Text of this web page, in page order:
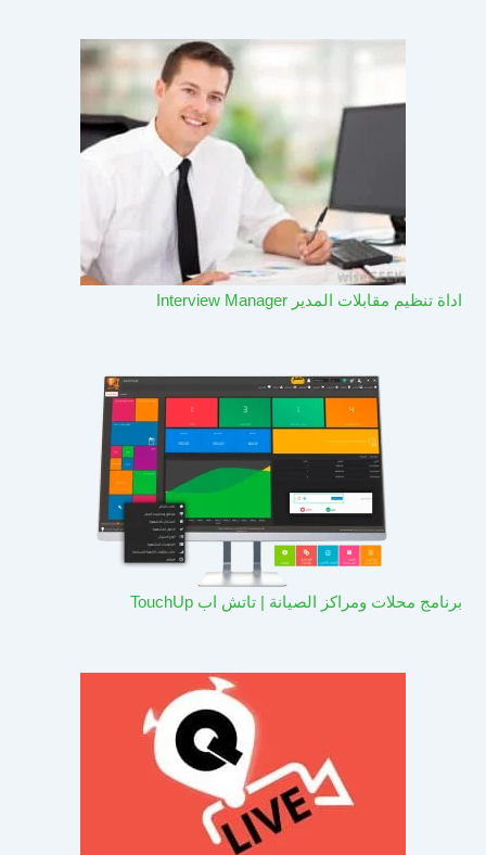
اداة تنظيم مقابلات المدير Interview Manager
برنامج محلات ومراكز الصيانة | تاتش اب TouchUp